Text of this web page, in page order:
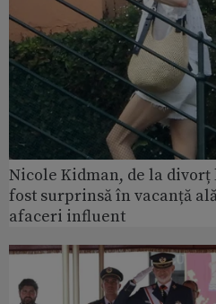
Nicole Kidman, de la divorț
fost surprinsă în vacanță
afaceri influent